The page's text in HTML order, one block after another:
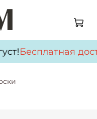
Бесплатная